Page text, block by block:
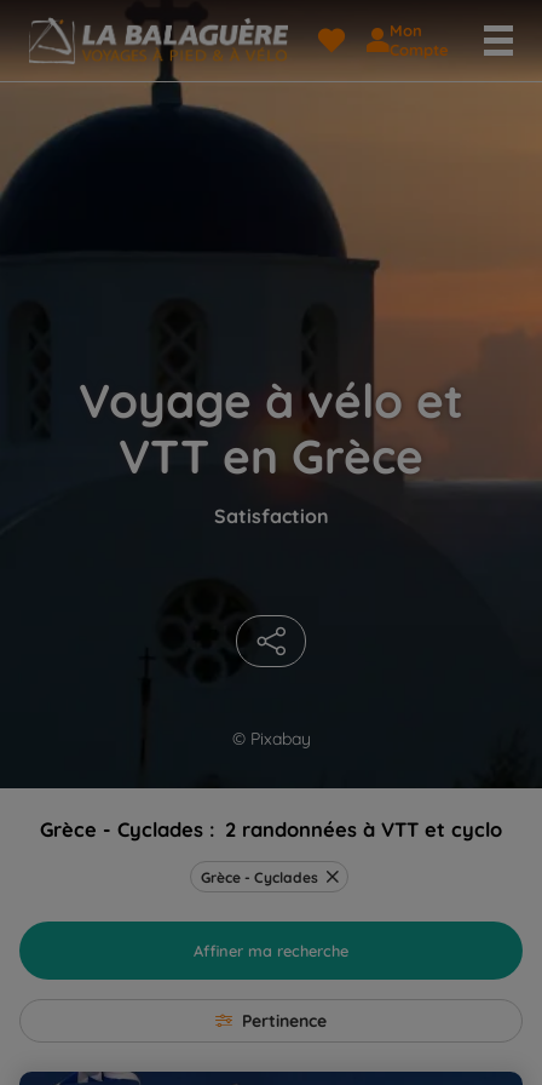
Mon
Compte
© Pixabay
Voyage à vélo et
VTT en Grèce
Satisfaction
Grèce - Cyclades : 2 randonnées à VTT et cyclo
Grèce - Cyclades
Affiner ma recherche
Pertinence